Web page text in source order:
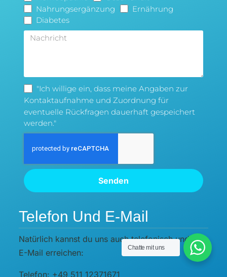
Nahrungsergänzung
Ernährung
Diabetes
"Ich willige ein, dass meine Angaben zur
Kontaktaufnahme und Zuordnung für
eventuelle Rückfragen dauerhaft gespeichert
werden."
Senden
Telefon Und E-Mail
Natürlich kannst du uns auch telefonisch und per
E-Mail erreichen:
Telefon: +49 511 12371671
Chatte mit uns